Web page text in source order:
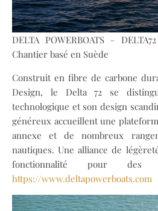
DELTA POWERBOATS –
Chantier basé en Suède
Construit en fibre de carbone
Design, le Delta 72 se
technologique et son design
généreux accueillent une
annexe et de nombreux
nautiques. Une alliance de
fonctionnalité pour
https://www.deltapowerboats.com